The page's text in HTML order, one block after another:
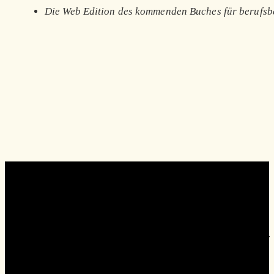
Die Web Edition des kommenden Buches für